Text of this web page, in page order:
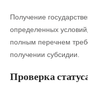
Получение
определенных
полным перечнем
получении субсидии.
Проверка